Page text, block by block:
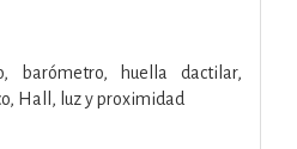
barómetro, huella dactilar,
Hall, luz y proximidad